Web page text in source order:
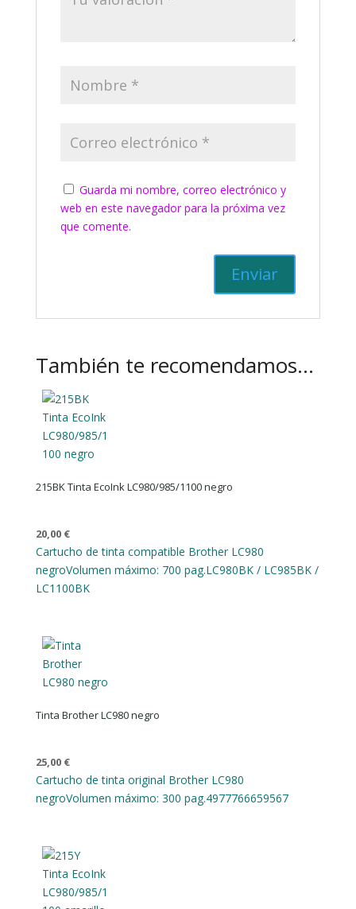
Guarda mi nombre, correo electrónico y
web en este navegador para la próxima vez
que comente.
También te recomendamos…
215BK Tinta EcoInk LC980/985/1100 negro
20,00 €
Cartucho de tinta compatible Brother LC980
negroVolumen máximo: 700 pag.LC980BK / LC985BK /
LC1100BK
Tinta Brother LC980 negro
25,00 €
Cartucho de tinta original Brother LC980
negroVolumen máximo: 300 pag.4977766659567